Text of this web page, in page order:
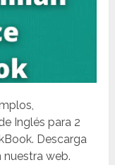
Inglés para 2
Descarga
web.